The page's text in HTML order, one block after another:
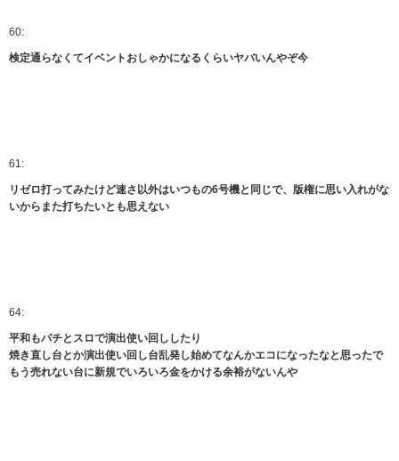
60:
検定通らなくてイベントおしゃかになるくらいヤバいんやぞ今
61:
リゼロ打ってみたけど速さ以外はいつもの6号機と同じで、版権に思い入れがな
いからまた打ちたいとも思えない
64:
平和もパチとスロで演出使い回ししたり
焼き直し台とか演出使い回し台乱発し始めてなんかエコになったなと思ったで
もう売れない台に新規でいろいろ金をかける余裕がないんや